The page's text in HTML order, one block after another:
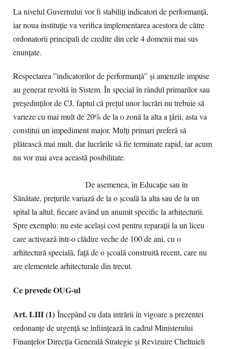
La nivelul Guvernului vor fi stabiliți indicatori de performanță,
iar noua instituție va verifica implementarea acestora de către
ordonatorii principali de credite din cele 4 domenii mai sus
enunțate.
Respectarea ”indicatorilor de performanță” și amenzile impuse
au generat revoltă în Sistem. În special în rândul primarilor sau
președinților de CJ, faptul că prețul unor lucrări nu trebuie să
varieze cu mai mult de 20% de la o zonă la alta a țării, asta va
constitui un impediment major. Mulți primari preferă să
plătească mai mult, dar lucrările să fie terminate rapid, iar acum
nu vor mai avea această posibilitate.
De asemenea, în Educație sau în
Sănătate, prețurile variază de la o școală la alta sau de la un
spital la altul, fiecare având un anumit specific la arhitecturii.
Spre exemplu: nu este același cost pentru reparații la un liceu
care activează într-o clădire veche de 100 de ani, cu o
arhitectură specială, față de o școală construită recent, care nu
are elementele arhitecturale din trecut.
Ce prevede OUG-ul
Art. LIII (1) Începând cu data intrării în vigoare a prezentei
ordonanțe de urgență se înființează în cadrul Ministerului
Finanțelor Direcția Generală Strategie și Revizuire Cheltuieli